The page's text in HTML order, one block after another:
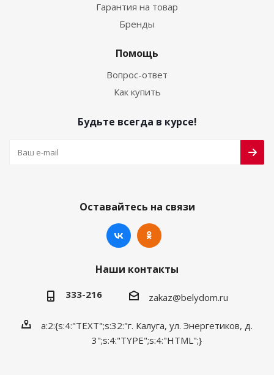
Гарантия на товар
Бренды
Помощь
Вопрос-ответ
Как купить
Будьте всегда в курсе!
Оставайтесь на связи
Наши контакты
333-216 zakaz@belydom.ru
a:2:{s:4:"TEXT";s:32:"г. Калуга, ул. Энергетиков, д.
3";s:4:"TYPE";s:4:"HTML";}